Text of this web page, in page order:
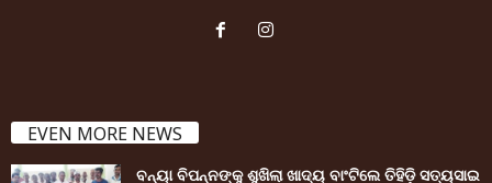
EVEN MORE NEWS
ବନ୍ୟା ବିପନ୍ନଙ୍କୁ ଶୁଖିଲା ଖାଦ୍ୟ ବାଂଟିଲେ ତିହିଡି଼ ସତ୍ୟସାଇ